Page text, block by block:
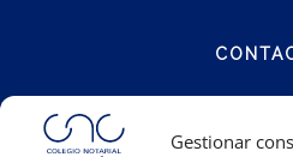
Gestionar